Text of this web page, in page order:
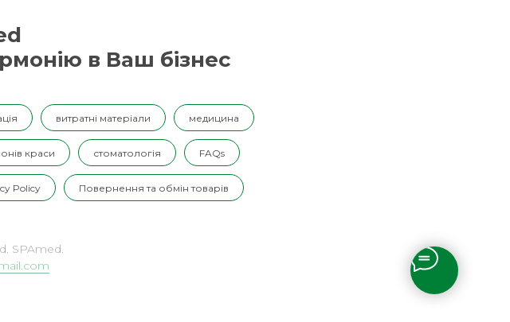
в Ваш бізнес
витратні матеріали медицина
краси стоматологія FAQs
Policy Повернення та обмін товарів
SPAmed.